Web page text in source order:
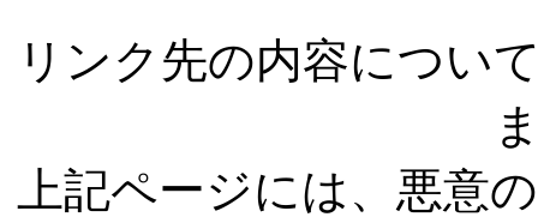
リンク先の内容につい
上記ページには、悪意